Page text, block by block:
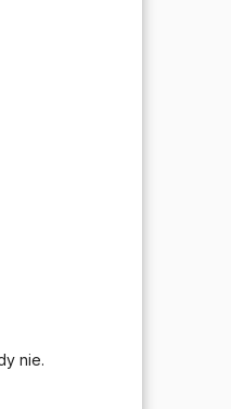
nie.